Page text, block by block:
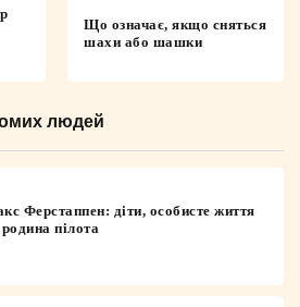
Що означає, якщо сняться
шахи або шашки
людей
Ферстаппен: діти, особисте життя
пілота